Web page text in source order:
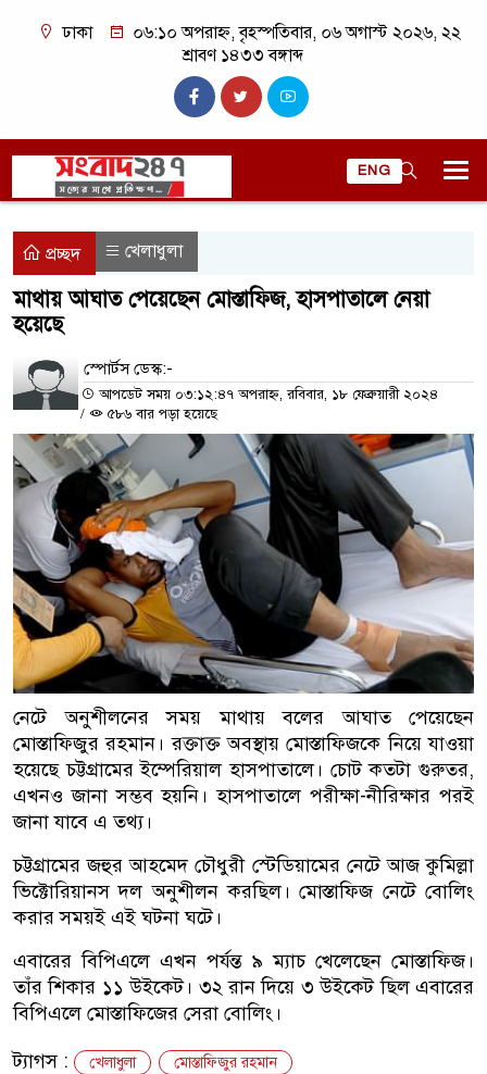
ঢাকা
০৬:১০ অপরাহ্ন, বৃহস্পতিবার, ০৬ অগাস্ট ২০২৬, ২২
শ্রাবণ ১৪৩৩ বঙ্গাব্দ
ENG
প্রচ্ছদ খেলাধুলা
মাথায় আঘাত পেয়েছেন মোস্তাফিজ, হাসপাতালে নেয়া
হয়েছে
স্পোর্টস ডেস্ক:-
আপডেট সময় ০৩:১২:৪৭ অপরাহ্ন, রবিবার, ১৮ ফেব্রুয়ারী ২০২৪
/
৫৮৬ বার পড়া হয়েছে
নেটে অনুশীলনের সময় মাথায় বলের আঘাত পেয়েছেন
মোস্তাফিজুর রহমান। রক্তাক্ত অবস্থায় মোস্তাফিজকে নিয়ে যাওয়া
হয়েছে চট্টগ্রামের ইম্পেরিয়াল হাসপাতালে। চোট কতটা গুরুতর,
এখনও জানা সম্ভব হয়নি। হাসপাতালে পরীক্ষা-নীরিক্ষার পরই
জানা যাবে এ তথ্য।
চট্টগ্রামের জহুর আহমেদ চৌধুরী স্টেডিয়ামের নেটে আজ কুমিল্লা
ভিক্টোরিয়ানস দল অনুশীলন করছিল। মোস্তাফিজ নেটে বোলিং
করার সময়ই এই ঘটনা ঘটে।
এবারের বিপিএলে এখন পর্যন্ত ৯ ম্যাচ খেলেছেন মোস্তাফিজ।
তাঁর শিকার ১১ উইকেট। ৩২ রান দিয়ে ৩ উইকেট ছিল এবারের
বিপিএলে মোস্তাফিজের সেরা বোলিং।
ট্যাগস :
খেলাধুলা মোস্তাফিজুর রহমান